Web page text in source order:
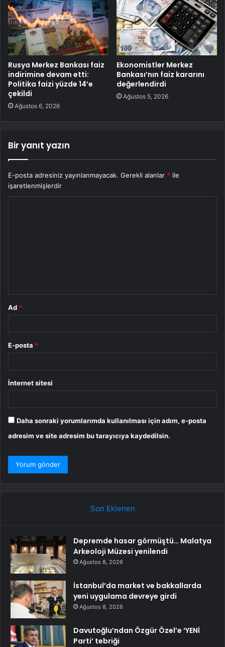
Rusya Merkez Bankası faiz
indirimine devam etti:
Politika faizi yüzde 14’e
çekildi
Ağustos 6, 2026
Ekonomistler Merkez
Bankası’nın faiz kararını
değerlendirdi
Ağustos 5, 2026
Bir yanıt yazın
E-posta adresiniz yayınlanmayacak. Gerekli alanlar * ile
işaretlenmişlerdir
Ad *
E-posta *
İnternet sitesi
Daha sonraki yorumlarımda kullanılması için adım, e-posta
adresim ve site adresim bu tarayıcıya kaydedilsin.
Son Eklenen
Depremde hasar görmüştü… Malatya
Arkeoloji Müzesi yenilendi
Ağustos 8, 2026
İstanbul’da market ve bakkallarda
yeni uygulama devreye girdi
Ağustos 8, 2026
Davutoğlu’ndan Özgür Özel’e ‘YENİ
Parti’ tebriği